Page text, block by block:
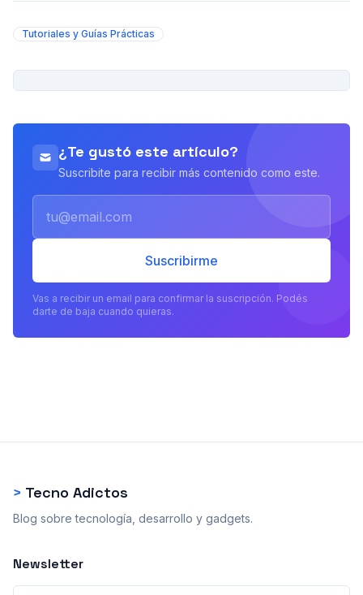
Tutoriales y Guías Prácticas
¿Te gustó este artículo?
Suscribite para recibir más contenido como este.
Suscribirme
Vas a recibir un email para confirmar la suscripción. Podés
darte de baja cuando quieras.
> Tecno Adictos
Blog sobre tecnología, desarrollo y gadgets.
Newsletter